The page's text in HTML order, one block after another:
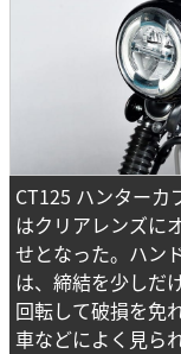
CT125 ハンター
はクリアレンズに
せとなった。ハン
は、締結を少しだ
回転して破損を免
車などによく見ら